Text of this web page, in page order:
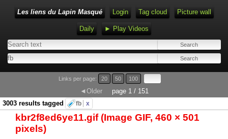
Les liens du Lapin Masqué Login Tag cloud Picture wall
Daily ► Play Videos
Links per page: 20 50 100
◄Older
page 1 / 151
3003 results tagged
fb x
kbr2f8ed6ye11.gif (Image GIF, 460 × 501
pixels)